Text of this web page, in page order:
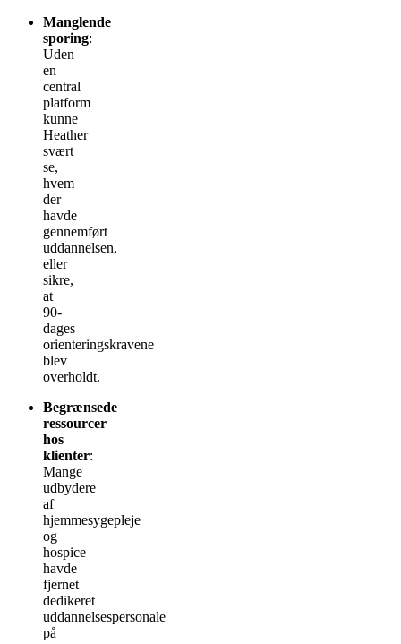
Manglende
sporing:
Uden
en
central
platform
kunne
Heather
svært
se,
hvem
der
havde
gennemført
uddannelsen,
eller
sikre,
at
90-
dages
orienteringskravene
blev
overholdt.
Begrænsede
ressourcer
hos
klienter:
Mange
udbydere
af
hjemmesygepleje
og
hospice
havde
fjernet
dedikeret
uddannelsespersonale
på